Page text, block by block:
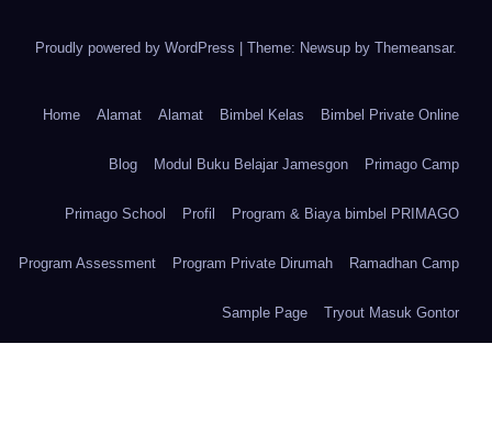
Proudly powered by WordPress Theme: Newsup by Themeansar.
Home Alamat Alamat Bimbel Kelas Bimbel Private Online
Blog Modul Buku Belajar Jamesgon Primago Camp
Primago School Profil Program & Biaya bimbel PRIMAGO
Program Assessment Program Private Dirumah Ramadhan Camp
Sample Page Tryout Masuk Gontor